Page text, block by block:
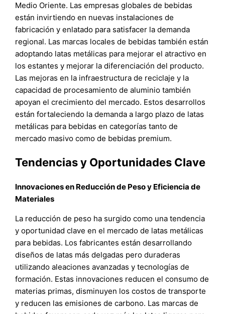
Medio Oriente. Las empresas globales de bebidas
están invirtiendo en nuevas instalaciones de
fabricación y enlatado para satisfacer la demanda
regional. Las marcas locales de bebidas también están
adoptando latas metálicas para mejorar el atractivo en
los estantes y mejorar la diferenciación del producto.
Las mejoras en la infraestructura de reciclaje y la
capacidad de procesamiento de aluminio también
apoyan el crecimiento del mercado. Estos desarrollos
están fortaleciendo la demanda a largo plazo de latas
metálicas para bebidas en categorías tanto de
mercado masivo como de bebidas premium.
Tendencias y Oportunidades Clave
Innovaciones en Reducción de Peso y Eficiencia de
Materiales
La reducción de peso ha surgido como una tendencia
y oportunidad clave en el mercado de latas metálicas
para bebidas. Los fabricantes están desarrollando
diseños de latas más delgadas pero duraderas
utilizando aleaciones avanzadas y tecnologías de
formación. Estas innovaciones reducen el consumo de
materias primas, disminuyen los costos de transporte
y reducen las emisiones de carbono. Las marcas de